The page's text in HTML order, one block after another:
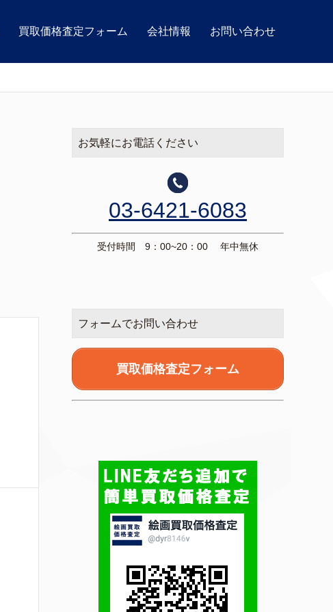
買取価格査定フォーム 会社情報 お問い合わせ
お気軽にお電話ください
03-6421-6083
受付時間 9：00~20：00 年中無休
フォームでお問い合わせ
買取価格査定フォーム